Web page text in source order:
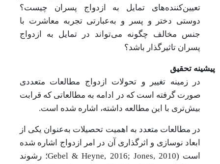
تعیین‌کننده‌های تمایل به ازدواج پسران چیست؟
دوستی دختر و پسر و به‌عبارتی تجربه معاشرت با
جنس مخالف چگونه می‌تواند در تمایل به ازدواج
پسران تاثیرگذار باشد؟
پیشینه تحقیق
در زمینه تغییر و تحولات ازدواج مطالعات متعددی
صورت گرفته است که در ادامه به مطالعاتی که قرابت
بیش‌تری با این مطالعه داشته، اشاره شده است.
در مطالعات متعدد به اهمیت تحصیلات به‌عنوان یکی از
ابعاد نوسازی و اثرگذاری آن در امر ازدواج اشاره شده
است (Gebel & Heyne, 2016; Jones, 2010؛ رشوند